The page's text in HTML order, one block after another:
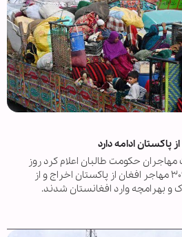
پاکستان ادامه دارد
حکومت طالبان اعلام کرد روز
شنبه ۱۲ اردیبهشت، ۴ هزار و ۳۰۹ مهاجر افغان از پاکستان اخراج و از
و بهرامچه وارد افغانستان شدند.